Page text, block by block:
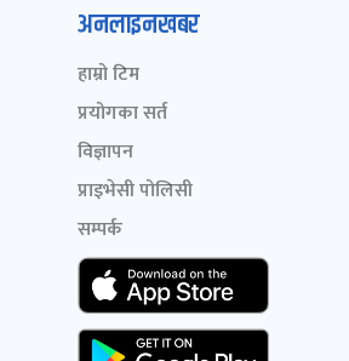
अनलाइनखबर
हाम्रो टिम
प्रयोगका सर्त
विज्ञापन
प्राइभेसी पोलिसी
सम्पर्क